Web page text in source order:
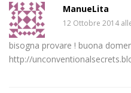
ManueLita
12 Ottobre 2014
bisogna provare ! buona
http://